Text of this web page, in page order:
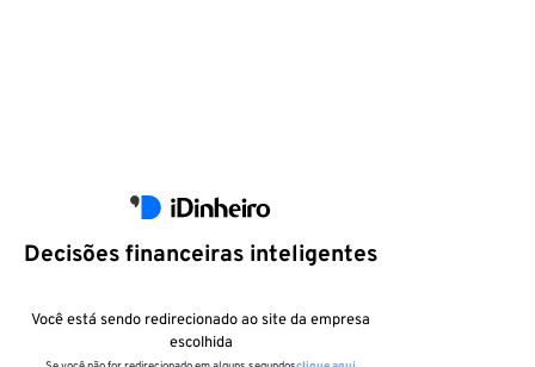
Decisões financeiras inteligentes
Você está sendo redirecionado ao site da empresa
escolhida